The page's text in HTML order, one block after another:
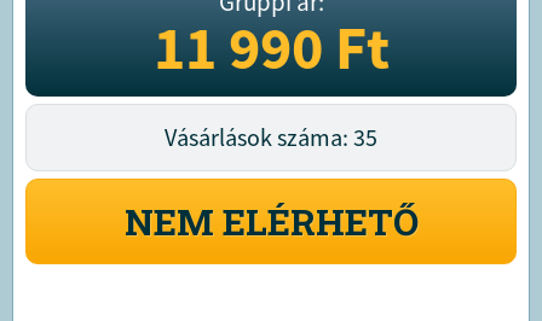
11 990Ft
Vásárlások száma: 35
NEM ELÉRHETŐ